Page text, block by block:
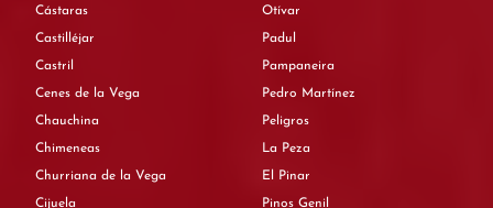
Cástaras
Castilléjar
Castril
Cenes de la Vega
Chauchina
Chimeneas
Churriana de la Vega
Cijuela
Otívar
Padul
Pampaneira
Pedro Martínez
Peligros
La Peza
El Pinar
Pinos Genil